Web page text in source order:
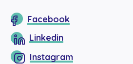
Facebook
Linkedin
Instagram